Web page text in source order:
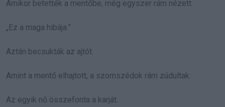
Amikor betették a mentőbe, még egyszer rám nézett.
„Ez a maga hibája.”
Aztán becsukták az ajtót.
Amint a mentő elhajtott, a szomszédok rám zúdultak.
Az egyik nő összefonta a karját.